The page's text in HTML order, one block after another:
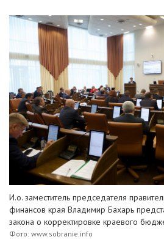
И.о. заместитель председателя
финансов края Владимир Бахарь
закона о корректировке краевого
Фото: www.sobranie.info